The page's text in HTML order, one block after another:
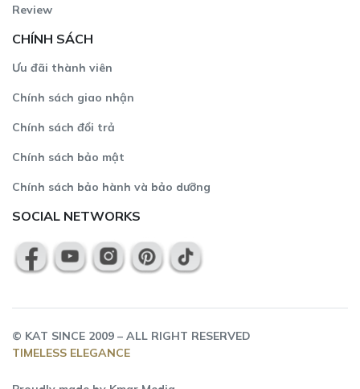
khẳng định phong cách riêng!
Review
CHÍNH SÁCH
Ưu đãi thành viên
Chính sách giao nhận
Chính sách đổi trả
Chính sách bảo mật
Chính sách bảo hành và bảo dưỡng
SOCIAL NETWORKS
© KAT SINCE 2009 – ALL RIGHT RESERVED
TIMELESS ELEGANCE